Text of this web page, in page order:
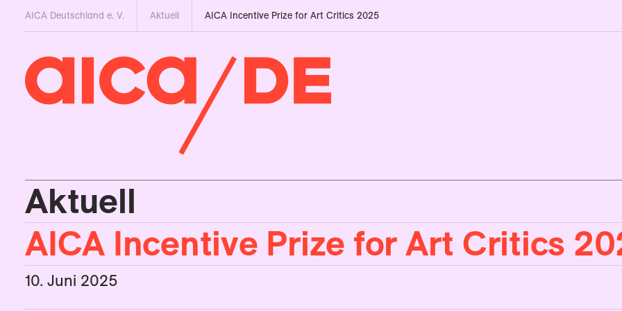
Aktuell
AICA Incentive Prize for Art Critics
10. Juni 2025
AICA Deutschland e. V. Aktuell AICA Incentive Prize for Art Critics 2025